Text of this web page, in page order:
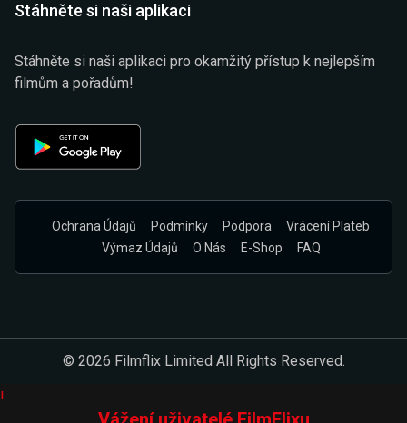
Stáhněte si naši aplikaci
Stáhněte si naši aplikaci pro okamžitý přístup k nejlepším
filmům a pořadům!
Ochrana Údajů Podmínky Podpora
Vrácení Plateb
Výmaz Údajů
O Nás E-Shop FAQ
© 2026 Filmflix Limited All Rights Reserved.
i